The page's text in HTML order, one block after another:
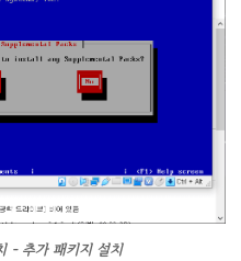
- 추가 패키지 설치